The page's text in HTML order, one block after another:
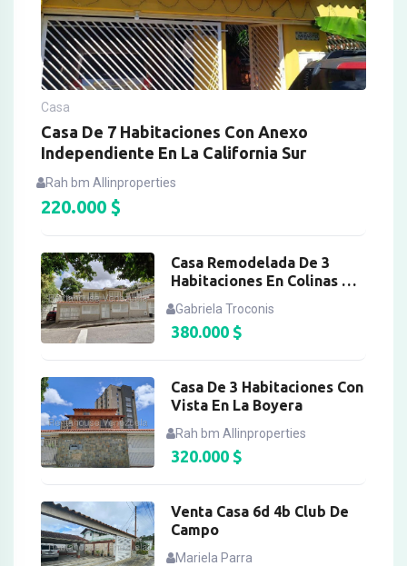
Casa
Casa De 7 Habitaciones Con Anexo
Independiente En La California Sur
Rah bm Allinproperties
220.000 $
Casa Remodelada De 3
Habitaciones En Colinas De
Gabriela Troconis
380.000 $
Casa De 3 Habitaciones Con
Vista En La Boyera
Rah bm Allinproperties
320.000 $
Venta Casa 6d 4b Club De
Campo
Mariela Parra